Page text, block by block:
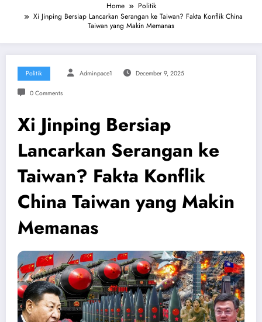
Home
Politik
Xi Jinping Bersiap Lancarkan Serangan ke Taiwan? Fakta Konflik China
Taiwan yang Makin Memanas
Politik Adminpace1 December 9, 2025
0 Comments
Xi Jinping Bersiap
Lancarkan Serangan ke
Taiwan? Fakta Konflik
China Taiwan yang Makin
Memanas